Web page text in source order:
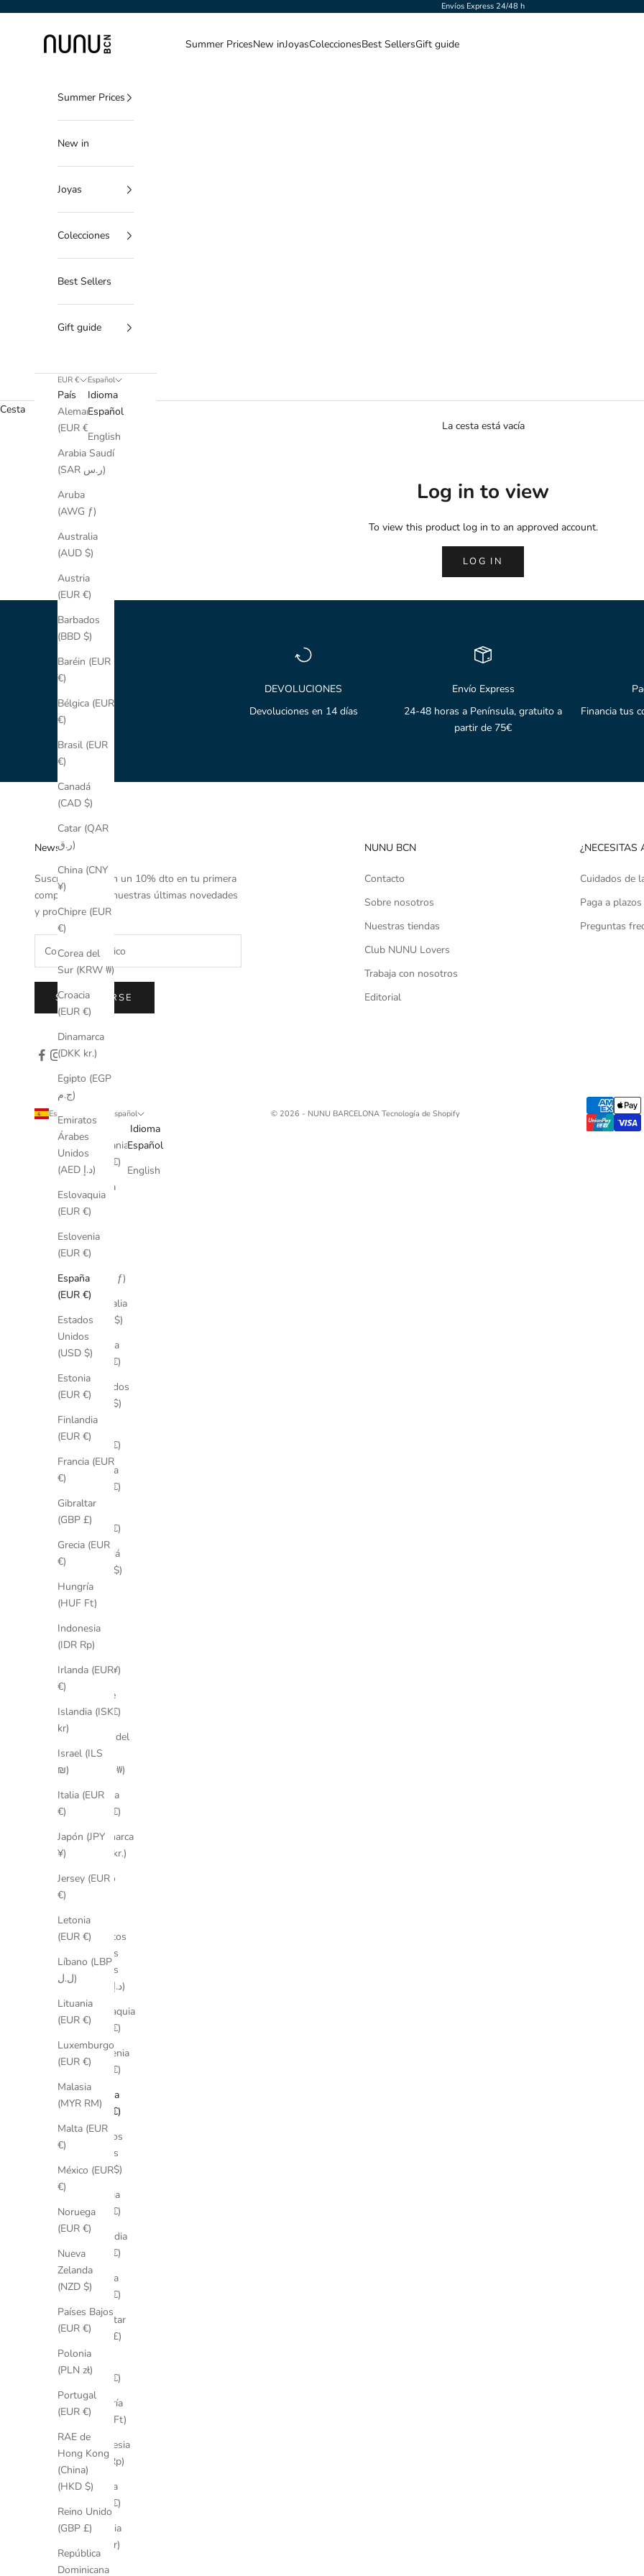
Envíos Express 24/48 h
NUNU BARCELONA
Summer PricesNew inJoyasColeccionesBest SellersGift guide
Summer Prices
New in
Joyas
Colecciones
Best Sellers
Gift guide
EUR €
País
Alemania
(EUR €)
Arabia Saudí
(SAR ر.س)
Aruba
(AWG ƒ)
Australia
(AUD $)
Austria
(EUR €)
Barbados
(BBD $)
Baréin (EUR
€)
Bélgica (EUR
€)
Brasil (EUR
€)
Canadá
(CAD $)
Catar (QAR
ر.ق)
China (CNY
¥)
Chipre (EUR
€)
Corea del
Sur (KRW ₩)
Croacia
(EUR €)
Dinamarca
(DKK kr.)
Egipto (EGP
ج.م)
Emiratos
Árabes
Unidos
(AED د.إ)
Eslovaquia
(EUR €)
Eslovenia
(EUR €)
España
(EUR €)
Estados
Unidos
(USD $)
Estonia
(EUR €)
Finlandia
(EUR €)
Francia (EUR
€)
Gibraltar
(GBP £)
Grecia (EUR
€)
Hungría
(HUF Ft)
Indonesia
(IDR Rp)
Irlanda (EUR
€)
Islandia (ISK
kr)
Israel (ILS
₪)
Italia (EUR
€)
Japón (JPY
¥)
Jersey (EUR
€)
Letonia
(EUR €)
Líbano (LBP
ل.ل)
Lituania
(EUR €)
Luxemburgo
(EUR €)
Malasia
(MYR RM)
Malta (EUR
€)
México (EUR
€)
Noruega
(EUR €)
Nueva
Zelanda
(NZD $)
Países Bajos
(EUR €)
Polonia
(PLN zł)
Portugal
(EUR €)
RAE de
Hong Kong
(China)
(HKD $)
Reino Unido
(GBP £)
República
Dominicana
Español
Idioma
Español
English
Cesta
La cesta está vacía
Log in to view
To view this product log in to an approved account.
LOG IN
DEVOLUCIONES
Devoluciones en 14 días
Envío Express
24-48 horas a Península, gratuito a
partir de 75€
Financia tus
Newsletter
Suscríbete y obtén un 10% dto en tu primera
compra y conoce nuestras últimas novedades
y promociones.
SUSCRIBIRSE
NUNU BCN
Contacto
Sobre nosotros
Nuestras tiendas
Club NUNU Lovers
Trabaja con nosotros
Editorial
¿NECESITAS
Cuidados de
Paga a plazos
Preguntas
España (EUR €)
Alemania
(EUR €)
Arabia
Saudí
(SAR
Aruba
(AWG ƒ)
Australia
(AUD $)
Austria
(EUR €)
Barbados
(BBD $)
(EUR €)
Bélgica
(EUR €)
(EUR €)
Canadá
(CAD $)
(QAR
China
(CNY ¥)
Chipre
(EUR €)
Corea del
Sur
(KRW ₩)
Croacia
(EUR €)
Dinamarca
(DKK kr.)
Egipto
Emiratos
Árabes
Unidos
(AED د.إ)
Eslovaquia
(EUR €)
Eslovenia
(EUR €)
España
(EUR €)
Estados
Unidos
(USD $)
Estonia
(EUR €)
Finlandia
(EUR €)
Francia
(EUR €)
Gibraltar
(GBP £)
Grecia
(EUR €)
Hungría
(HUF Ft)
Indonesia
(IDR Rp)
Irlanda
(EUR €)
Islandia
(ISK kr)
Israel
Español
Idioma
Español
English
© 2026 - NUNU BARCELONA Tecnología de Shopify